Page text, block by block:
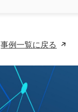
事例一覧に戻る